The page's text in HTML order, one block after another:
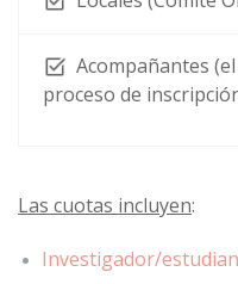
Acompañantes
proceso de
Las cuotas incluyen:
Investigador/